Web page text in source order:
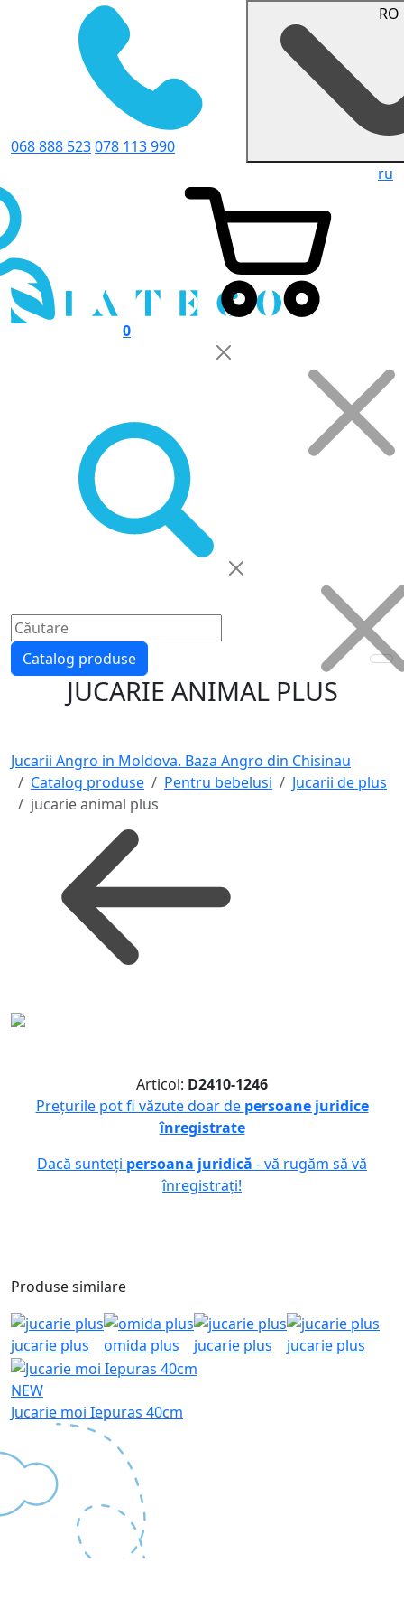
068 888 523078 113 990
ru
0
Catalog produse
JUCARIE ANIMAL PLUS
Jucarii Angro in Moldova. Baza Angro din Chisinau
Catalog produse
Pentru bebelusi
Jucarii de plus
jucarie animal plus
Articol: D2410-1246
Prețurile pot fi văzute doar de persoane juridice
înregistrate
Dacă sunteți persoana juridică - vă rugăm să vă
înregistrați!
Produse similare
jucarie plus omida plus jucarie plus jucarie plus
NEW
Jucarie moi Iepuras 40cm